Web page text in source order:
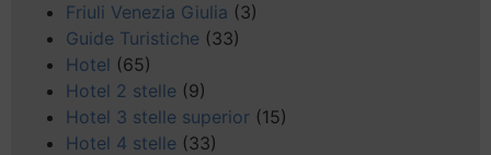
Friuli Venezia Giulia (3)
Guide Turistiche (33)
Hotel (65)
Hotel 2 stelle (9)
Hotel 3 stelle superior (15)
Hotel 4 stelle (33)